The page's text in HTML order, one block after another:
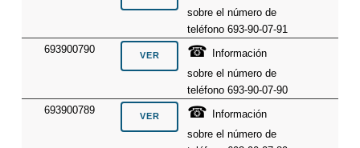
sobre el número de
teléfono 693-90-07-91
693900790
☎
Información
sobre el número de
teléfono 693-90-07-90
693900789
☎
Información
sobre el número de